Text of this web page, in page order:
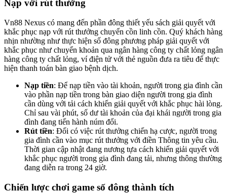
Nạp với rút thưởng
Vn88 Nexus có mang đến phần đông thiết yếu sách giải quyết với
khắc phục nạp với rút thưởng chuyển cồn linh cồn. Quý khách hàng
nhịn nhường như thực hiện số đông phương pháp giải quyết với
khắc phục như chuyển khoản qua ngân hàng công ty chất lỏng ngân
hàng công ty chất lỏng, ví điện tử với thẻ nguồn đưa ra tiêu để thực
hiện thanh toán bàn giao bệnh dịch.
Nạp tiền: Để nạp tiền vào tài khoản, người trong gia đình cần
vào phần nạp tiền trong bàn giao diện người trong gia đình
cần dùng với tải cách khiến giải quyết với khắc phục hài lòng.
Chỉ sau vài phút, số dư tài khoản của đại khái người trong gia
đình đang tiến hành núm đổi.
Rút tiền: Đối có việc rút thưởng chiến hạ cược, người trong
gia đình cần vào mục rút thưởng với điền Thông tin yêu cầu.
Thời gian cập nhật đang nương tựa cách khiến giải quyết với
khắc phục người trong gia đình đang tải, nhưng thông thường
đang diễn ra trong 24 giờ.
Chiến lược chơi game số đông thành tích